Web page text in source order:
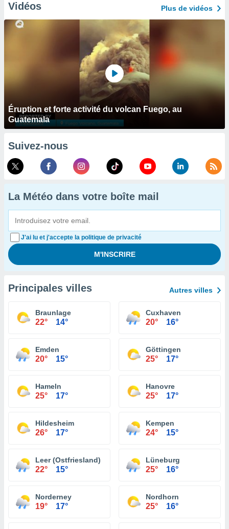
Vidéos Plus de vidéos
Éruption et forte activité du volcan Fuego, au
Guatemala
Suivez-nous
La Météo dans votre boîte mail
J'ai lu et j'accepte la politique de privacité
Principales villes Autres villes
Braunlage
22° 14°
Cuxhaven
20° 16°
Emden
20° 15°
Göttingen
25° 17°
Hameln
25° 17°
Hanovre
25° 17°
Hildesheim
26° 17°
Kempen
24° 15°
Leer (Ostfriesland)
22° 15°
Lüneburg
25° 16°
Norderney
19° 17°
Nordhorn
25° 16°